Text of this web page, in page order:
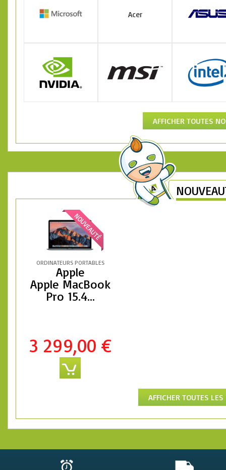
Acer
AFFICHER TOUTES
ORDINATEURS PORTABLES
Apple
Apple MacBook
Pro 15.4...
3 299,00 €
AFFICHER TOUTES